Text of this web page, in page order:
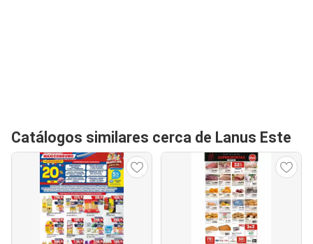
Catálogos similares cerca de Lanus Este